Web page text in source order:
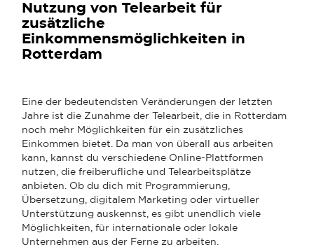
Nutzung von Telearbeit für
zusätzliche
Einkommensmöglichkeiten in
Rotterdam
Eine der bedeutendsten Veränderungen der letzten
Jahre ist die Zunahme der Telearbeit, die in Rotterdam
noch mehr Möglichkeiten für ein zusätzliches
Einkommen bietet. Da man von überall aus arbeiten
kann, kannst du verschiedene Online-Plattformen
nutzen, die freiberufliche und Telearbeitsplätze
anbieten. Ob du dich mit Programmierung,
Übersetzung, digitalem Marketing oder virtueller
Unterstützung auskennst, es gibt unendlich viele
Möglichkeiten, für internationale oder lokale
Unternehmen aus der Ferne zu arbeiten.